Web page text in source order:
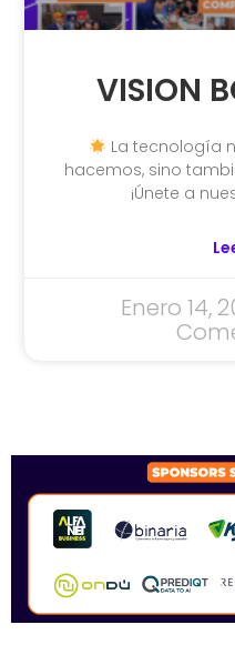
VISION
La tecnología
hacemos, sino
¡Únete a
Enero 14,